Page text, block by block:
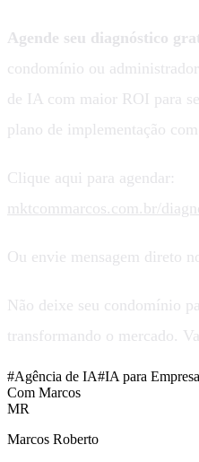
Agende seu diagnóstico
condomínio ou
de IA com maior ROI para
plano de implementação
Clique aqui para agendar:
mktcommarcos.com.br/
Ou envie mensagem direto
Não deixe seu condomínio
transformando o mercado.
#Agência de IA#IA para
Com Marcos
MR
Marcos Roberto